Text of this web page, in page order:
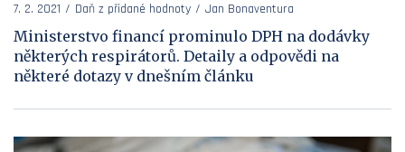
7. 2. 2021 Daň z přidané hodnoty Jan Bonaventura
Ministerstvo financí prominulo DPH na dodávky
některých respirátorů. Detaily a odpovědi na
některé dotazy v dnešním článku